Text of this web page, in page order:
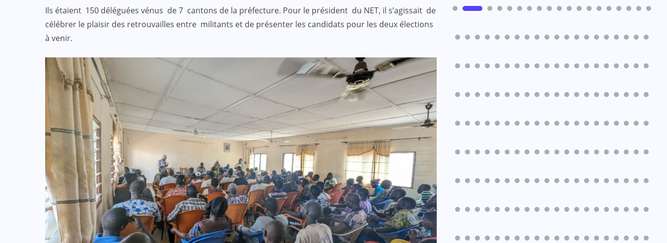
Ils étaient 150 déléguées vénus de 7 cantons de la préfecture. Pour le président du NET, il s’agissait de
célébrer le plaisir des retrouvailles entre militants et de présenter les candidats pour les deux élections
à venir.